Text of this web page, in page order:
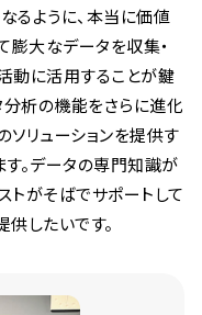
るように、本当に価値
膨大なデータを収集・
動に活用することが鍵
分析の機能をさらに進化
ソリューションを提供す
。データの専門知識が
トがそばでサポートして
したいです。